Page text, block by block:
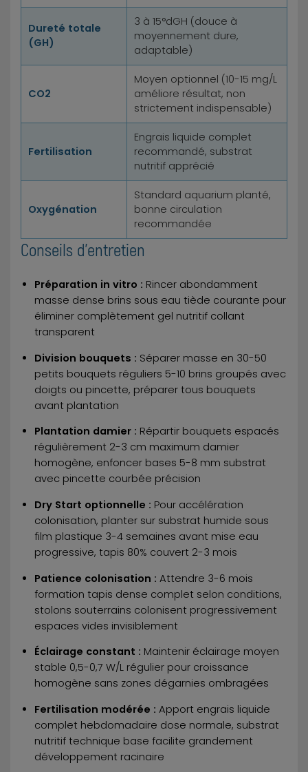
Dureté totale
(GH)
3 à 15°dGH (douce à
moyennement dure,
adaptable)
CO2
Moyen optionnel (10-15 mg/L
améliore résultat, non
strictement indispensable)
Fertilisation
Engrais liquide complet
recommandé, substrat
nutritif apprécié
Oxygénation
Standard aquarium planté,
bonne circulation
recommandée
Conseils d'entretien
Préparation in vitro : Rincer abondamment
masse dense brins sous eau tiède courante pour
éliminer complètement gel nutritif collant
transparent
Division bouquets : Séparer masse en 30-50
petits bouquets réguliers 5-10 brins groupés avec
doigts ou pincette, préparer tous bouquets
avant plantation
Plantation damier : Répartir bouquets espacés
régulièrement 2-3 cm maximum damier
homogène, enfoncer bases 5-8 mm substrat
avec pincette courbée précision
Dry Start optionnelle : Pour accélération
colonisation, planter sur substrat humide sous
film plastique 3-4 semaines avant mise eau
progressive, tapis 80% couvert 2-3 mois
Patience colonisation : Attendre 3-6 mois
formation tapis dense complet selon conditions,
stolons souterrains colonisent progressivement
espaces vides invisiblement
Éclairage constant : Maintenir éclairage moyen
stable 0,5-0,7 W/L régulier pour croissance
homogène sans zones dégarnies ombragées
Fertilisation modérée : Apport engrais liquide
complet hebdomadaire dose normale, substrat
nutritif technique base facilite grandement
développement racinaire